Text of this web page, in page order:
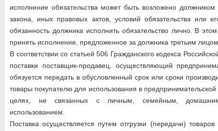
исполнение обязательства может быть возложено
закона, иных правовых актов, условий обязательства или
обязанность должника исполнить обязательство лично. В
принять исполнение, предложенное за должника третьим
В соответствии со статьей 506 Гражданского кодекса
поставки поставщик-продавец, осуществляющий
обязуется передать в обусловленный срок или сроки
товары покупателю для использования в
целях, не связанных с личным, семейным,
использованием.
Поставка осуществляется путем отгрузки (передачи)